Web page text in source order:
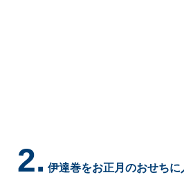
2. 伊達巻をお正月のおせち